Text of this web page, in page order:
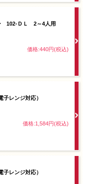
102-ＤＬ 2～4人用
価格:440円(税込)
レンジ対応）
価格:1,584円(税込)
レンジ対応）